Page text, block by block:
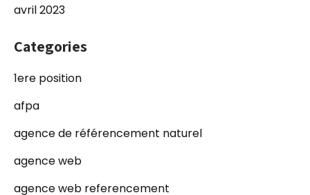
avril 2023
Categories
1ere position
afpa
agence de référencement naturel
agence web
agence web referencement